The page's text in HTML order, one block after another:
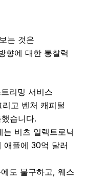
는 것은
향에 대한 통찰력
리밍 서비스
고 벤처 캐피털
습니다.
비츠 일렉트로닉
애플에 30억 달러
도 불구하고, 웨스